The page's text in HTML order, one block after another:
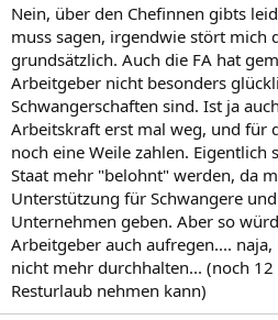
Nein, über den Chefinnen gibts
muss sagen, irgendwie stört mich
grundsätzlich. Auch die FA hat
Arbeitgeber nicht besonders
Schwangerschaften sind. Ist ja
Arbeitskraft erst mal weg, und für
noch eine Weile zahlen. Eigentlich
Staat mehr "belohnt" werden, da
Unterstützung für Schwangere
Unternehmen geben. Aber so
Arbeitgeber auch aufregen....
nicht mehr durchhalten... (noch 12
Resturlaub nehmen kann)